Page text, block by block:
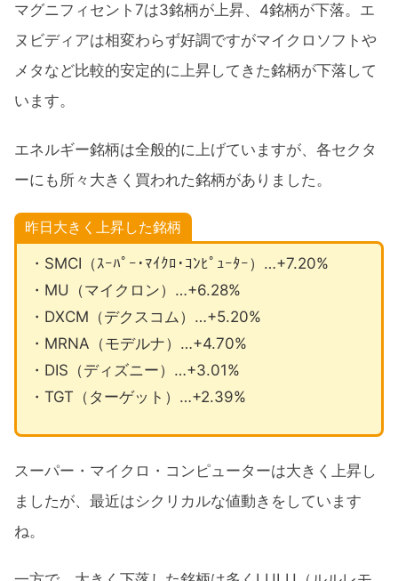
マグニフィセント7は3銘柄が上昇、4銘柄が下落。エ
ヌビディアは相変わらず好調ですがマイクロソフトや
メタなど比較的安定的に上昇してきた銘柄が下落して
います。
エネルギー銘柄は全般的に上げていますが、各セクタ
ーにも所々大きく買われた銘柄がありました。
昨日大きく上昇した銘柄
・SMCI（ｽｰﾊﾟｰ･ﾏｲｸﾛ･ｺﾝﾋﾟｭｰﾀｰ）…+7.20%
・MU（マイクロン）…+6.28%
・DXCM（デクスコム）…+5.20%
・MRNA（モデルナ）…+4.70%
・DIS（ディズニー）…+3.01%
・TGT（ターゲット）…+2.39%
スーパー・マイクロ・コンピューターは大きく上昇し
ましたが、最近はシクリカルな値動きをしています
ね。